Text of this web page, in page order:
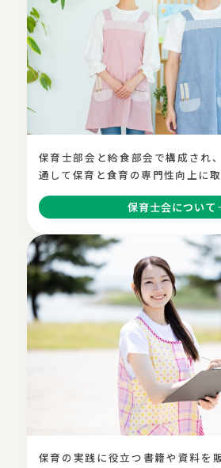
保育士部会と給食部会で構成され
通して保育と食育の専門性向上に取
保育士会について
保育の実践に役立つ書籍や資料を